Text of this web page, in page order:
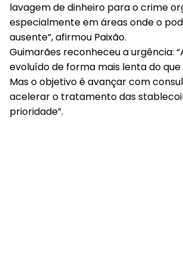
lavagem de dinheiro para o crime
especialmente em áreas onde o
ausente”, afirmou Paixão.
Guimarães reconheceu a urgência:
evoluído de forma mais lenta do
Mas o objetivo é avançar com
acelerar o tratamento das
prioridade”.